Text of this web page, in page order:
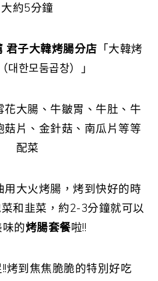
大約5分鐘
君子大韓烤腸分店 「大韓烤
대한모둠곱창）」
大腸、牛皺胃、牛肚、牛
菇片、金針菇、南瓜片等等
配菜
用大火烤腸，烤到快好的時
和韭菜，約2-3分鐘就可以
的烤腸套餐啦!!
烤到焦焦脆脆的特別好吃